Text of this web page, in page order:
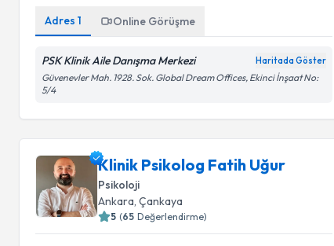
Adres1 Online Görüşme
PSK Klinik Aile Danışma Merkezi Haritada Göster
Güvenevler Mah. 1928. Sok. Global Dream Offices, Ekinci İnşaat No:
5/4
Klinik Psikolog Fatih Uğur
Psikoloji
Ankara, Çankaya
5 (65 Değerlendirme)